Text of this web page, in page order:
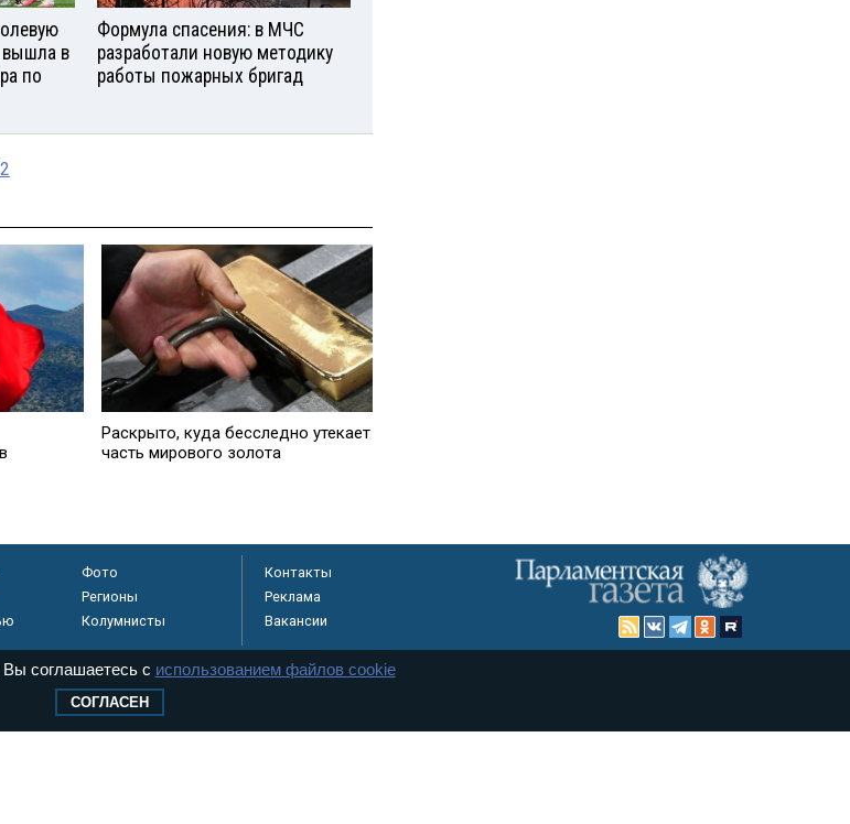
вышла в
по
Формула спасения: в МЧС
разработали новую методику
работы пожарных бригад
Раскрыто, куда бесследно утекает
часть мирового золота
Фото
Регионы
Колумнисты
Контакты
Реклама
Вакансии
соглашаетесь с использованием файлов cookie
СОГЛАСЕН